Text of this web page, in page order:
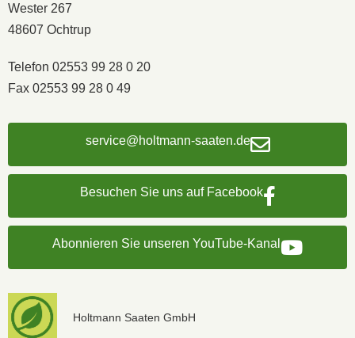
Wester 267
48607 Ochtrup
Telefon 02553 99 28 0 20
Fax 02553 99 28 0 49
service@holtmann-saaten.de
Besuchen Sie uns auf Facebook
Abonnieren Sie unseren YouTube-Kanal
Holtmann Saaten GmbH